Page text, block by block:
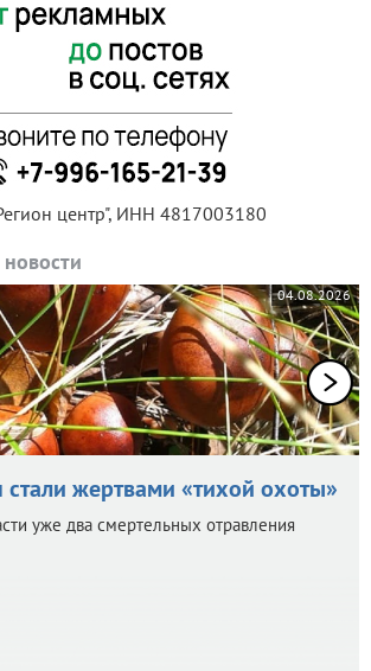
центр", ИНН 4817003180
04.08.2026
жертвами «тихой охоты»
уже два смертельных отравления